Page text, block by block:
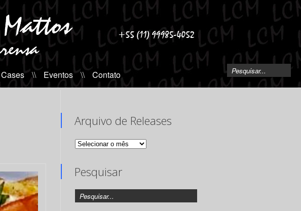
Cases \\ Eventos \\ Contato
Arquivo de Releases
Arquivo
Pesquisar